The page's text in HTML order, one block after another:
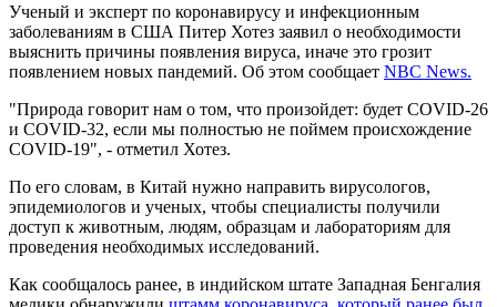
Ученый и эксперт по коронавирусу и инфекционным
заболеваниям в США Питер Хотез заявил о необходимости
выяснить причины появления вируса, иначе это грозит
появлением новых пандемий. Об этом сообщает NBC News.
"Природа говорит нам о том, что произойдет: будет COVID-26
и COVID-32, если мы полностью не поймем происхождение
COVID-19", - отметил Хотез.
По его словам, в Китай нужно направить вирусологов,
эпидемиологов и ученых, чтобы специалисты получили
доступ к животным, людям, образцам и лабораториям для
проведения необходимых исследований.
Как сообщалось ранее, в индийском штате Западная Бенгалия